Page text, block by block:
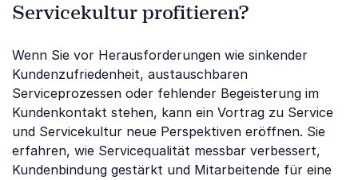
Servicekultur profitieren?
Wenn Sie vor Herausforderungen wie sinkender
Kundenzufriedenheit, austauschbaren
Serviceprozessen oder fehlender Begeisterung im
Kundenkontakt stehen, kann ein Vortrag zu Service
und Servicekultur neue Perspektiven eröffnen. Sie
erfahren, wie Servicequalität messbar verbessert,
Kundenbindung gestärkt und Mitarbeitende für eine